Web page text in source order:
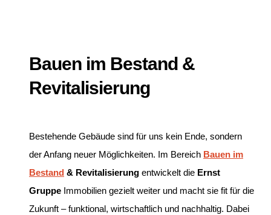
Bauen im Bestand &
Revitalisierung
Bestehende Gebäude sind für uns kein Ende, sondern
der Anfang neuer Möglichkeiten. Im Bereich Bauen im
Bestand & Revitalisierung entwickelt die Ernst
Gruppe Immobilien gezielt weiter und macht sie fit für die
Zukunft – funktional, wirtschaftlich und nachhaltig. Dabei